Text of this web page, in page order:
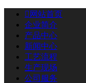
 网站首页
企业简介
产品中心
新闻中心
工艺流程
生产现场
公司服务